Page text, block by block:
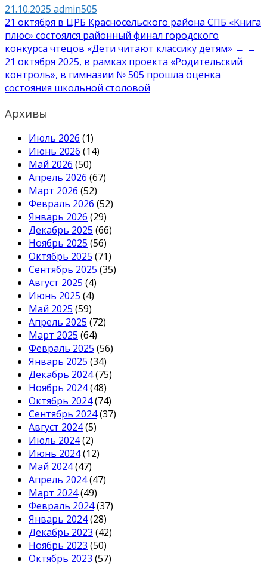
21.10.2025 admin505
Навигация
по
записям
21 октября в ЦРБ Красносельского района СПБ «Книга
плюс» состоялся районный финал городского
конкурса чтецов «Дети читают классику детям» → ←
21 октября 2025, в рамках проекта «Родительский
контроль», в гимназии № 505 прошла оценка
состояния школьной столовой
Архивы
Июль 2026 (1)
Июнь 2026 (14)
Май 2026 (50)
Апрель 2026 (67)
Март 2026 (52)
Февраль 2026 (52)
Январь 2026 (29)
Декабрь 2025 (66)
Ноябрь 2025 (56)
Октябрь 2025 (71)
Сентябрь 2025 (35)
Август 2025 (4)
Июнь 2025 (4)
Май 2025 (59)
Апрель 2025 (72)
Март 2025 (64)
Февраль 2025 (56)
Январь 2025 (34)
Декабрь 2024(75)
Ноябрь 2024(48)
Октябрь 2024(74)
Сентябрь 2024(37)
Август 2024(5)
Июль 2024(2)
Июнь 2024(12)
Май 2024(47)
Апрель 2024(47)
Март 2024(49)
Февраль 2024(37)
Январь 2024(28)
Декабрь 2023 (42)
Ноябрь 2023 (50)
Октябрь 2023 (57)